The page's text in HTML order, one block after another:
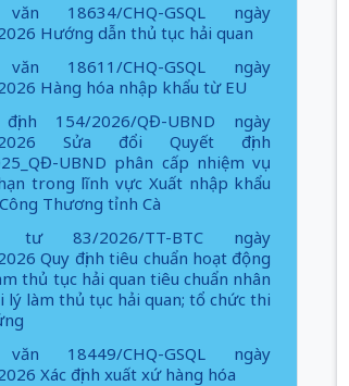
18634/CHQ-GSQL ngày
Hướng dẫn thủ tục hải quan
18611/CHQ-GSQL ngày
Hàng hóa nhập khẩu từ EU
154/2026/QĐ-UBND ngày
2026 Sửa đổi Quyết định
UBND phân cấp nhiệm vụ
trong lĩnh vực Xuất nhập khẩu
Thương tỉnh Cà
tư 83/2026/TT-BTC ngày
Quy định tiêu chuẩn hoạt động
thủ tục hải quan tiêu chuẩn nhân
lý làm thủ tục hải quan; tổ chức thi
18449/CHQ-GSQL ngày
Xác định xuất xứ hàng hóa